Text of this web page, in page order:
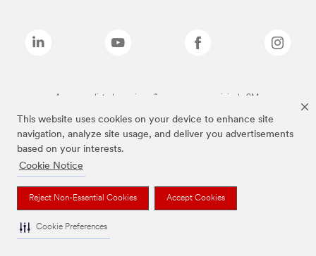
This website uses cookies on your device to enhance site
navigation, analyze site usage, and deliver you advertisements
based on your interests.
Cookie Notice
Reject Non-Essential Cookies Accept Cookies
Cookie Preferences
As marcas listadas a cima são marcas comerciais da 3M.